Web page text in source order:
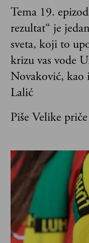
Tema 19.
rezultat“ je
sveta, koji to
krizu vas vode
Novaković, kao
Lalić
Piše Velike priče